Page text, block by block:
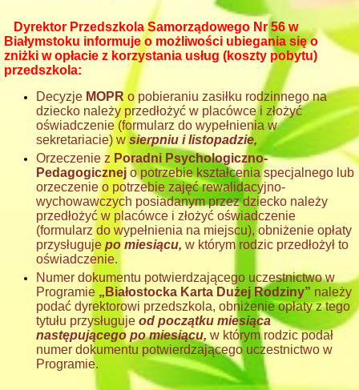
Dyrektor Przedszkola Samorządowego Nr 56 w
Białymstoku informuje o moż liwości ubiegania sięo
zniżki w opłacie z korzystania usług (koszty pobytu)
przedszkola:
Decyzje MOPRo pobieraniu zasiłku rodzinnego na
dziecko należy przedłożyć w placówce i złożyć
oświadczenie (formularz do wypełnienia w
sekretariacie) w sierpniu i listopadzie,
Orzeczenie z Poradni Psychologiczno-
Pedagogicznej o potrzebie kształcenia specjalnego lub
orzeczenie o potrzebie zajęć rewalidacyjno-
wychowawczych posiadanym przez dziecko należy
przedłożyć w placówce i złożyć oświadczenie
(formularz do wypełnienia na miejscu), obniżenie opłaty
przysługuje po miesiącu, w którym rodzic przedłożył to
oświadczenie.
Numer dokumentu potwierdzającego uczestnictwo w
Programie „Białostocka Karta Dużej Rodziny” należy
podać dyrektorowi przedszkola, obniżenie opłaty z tego
tytułu przysługuje od początku miesiąca
następującego po miesiącu, w którym rodzic podał
numer dokumentu potwierdzającego uczestnictwo w
Programie.